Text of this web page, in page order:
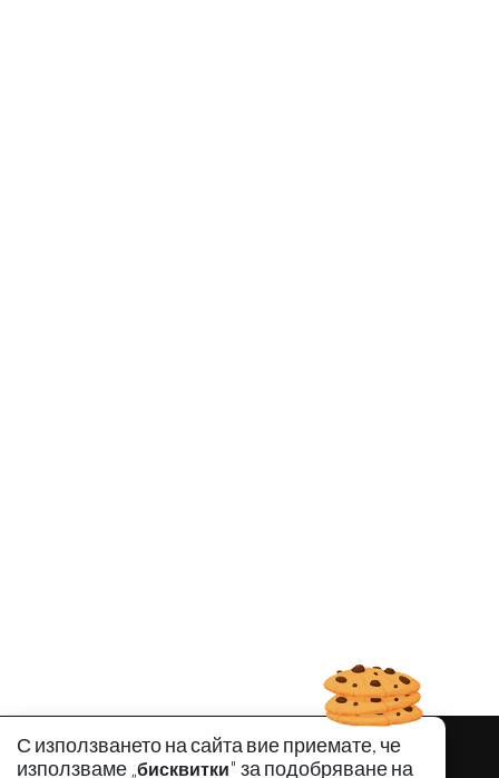
С използването на сайта вие приемате, че
използваме „бисквитки" за подобряване на